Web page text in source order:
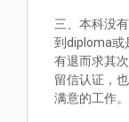
三、本科没
到diploma或
有退而求其
留信认证，
满意的工作。